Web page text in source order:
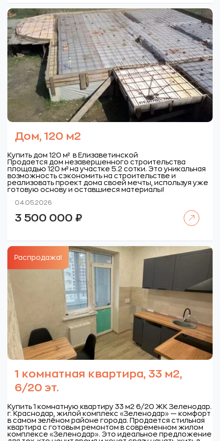
Дом, 120 м2
Купить дом 120 м² в Елизаветинской
Продается дом незавершенного строительства
площадью 120 м² на участке 5.2 сотки. Это уникальная
возможность сэкономить на строительстве и
реализовать проект дома своей мечты, используя уже
готовую основу и оставшиеся материалы!
04.05.2026
3 500 000 ₽
Распродажа!
1 комнатная квартира, 33 м2,
6/20 эт.
Купить 1 комнатную квартиру 33 м2 6/20 ЖК Зеленодар.
г. Краснодар, жилой комплекс «Зеленодар» — комфорт
в самом зелёном районе города. Продается стильная
квартира с готовым ремонтом в современном жилом
комплексе «Зеленодар». Это идеальное предложение